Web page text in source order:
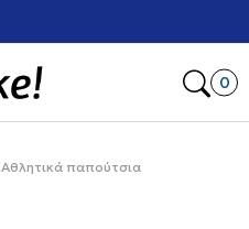
0
Αθλητικά παπούτσια